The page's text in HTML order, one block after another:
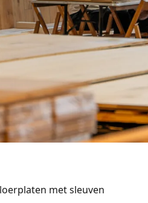
met sleuven